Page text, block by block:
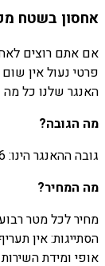
אחסון בשטח
אם אתם רוצים
פרטי נעול אין
האנגר שלנו כל
מה הגובה?
גובה ההאנגר הינו: 6 מטר
מה המחיר?
מחיר לכל מטר רבוע
הסתייגות: אין
אופי ומידת השירות